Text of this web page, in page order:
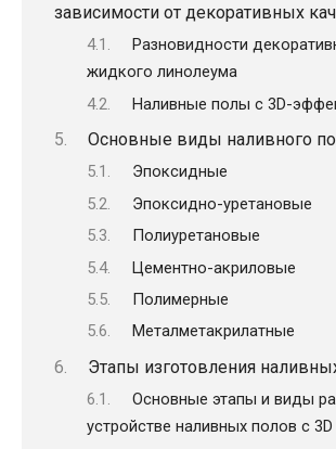
зависимости от декоративных
Разновидности
жидкого линолеума
Наливные полы с 3D-
Основные виды наливного
Эпоксидные
Эпоксидно-уретановые
Полиуретановые
Цементно-акриловые
Полимерные
Металметакрилатные
Этапы изготовления
Основные этапы и виды
устройстве наливных полов с